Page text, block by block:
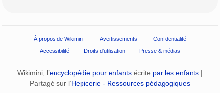
À propos de Wikimini Avertissements Confidentialité
Accessibilité Droits d'utilisation Presse & médias
Wikimini, l’encyclopédie pour enfants écrite par les enfants |
Partagé sur l’Hepicerie - Ressources pédagogiques